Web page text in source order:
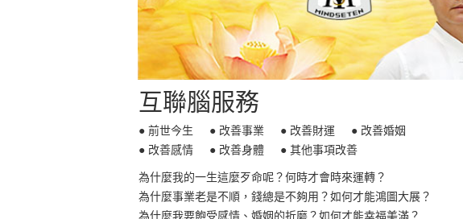
互聯腦服務
● 前世今生 ● 改善事業 ● 改善財運 ● 改善婚姻
● 改善感情 ● 改善身體 ● 其他事項改善
為什麼我的一生這麼歹命呢？何時才會時來運轉？
為什麼事業老是不順，錢總是不夠用？如何才能鴻圖大展？
為什麼我要飽受感情、婚姻的折磨？如何才能幸福美滿？